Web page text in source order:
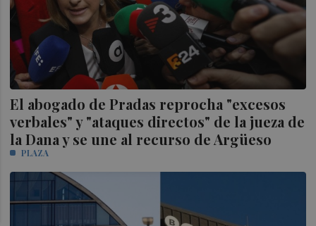
El abogado de Pradas reprocha "excesos
verbales" y "ataques directos" de la jueza de
la Dana y se une al recurso de Argüeso
PLAZA